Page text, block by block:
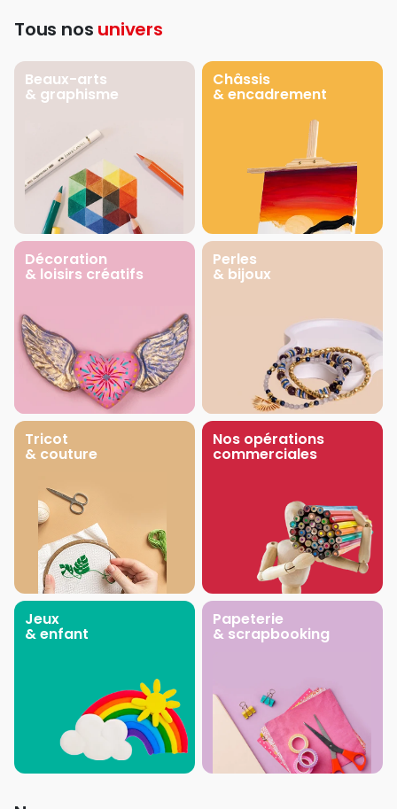
Tous nos univers
Beaux-arts
& graphisme
Châssis
& encadrement
Décoration
& loisirs créatifs
Perles
& bijoux
Tricot
& couture
Nos opérations
commerciales
Jeux
& enfant
Papeterie
& scrapbooking